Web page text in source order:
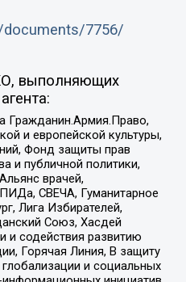
7756/
выполняющих
Гражданин.Армия.Право,
и европейской культуры,
Фонд защиты прав
и публичной политики,
врачей,
СВЕЧА, Гуманитарное
Лига Избирателей,
Союз, Хасдей
и содействия развитию
Горячая Линия, В защиту
и социальных